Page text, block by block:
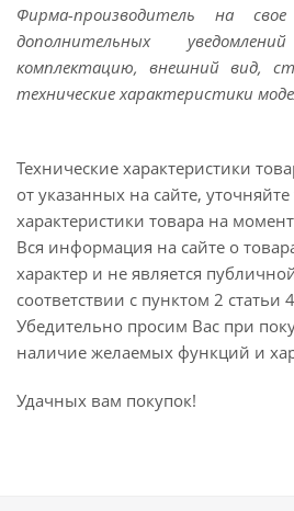
Фирма-производитель на
дополнительных
комплектацию, внешний вид,
технические характеристики
Технические характеристики
от указанных на сайте,
характеристики товара на
Вся информация на сайте о
характер и не является
соответствии с пунктом 2 статьи
Убедительно просим Вас при
наличие желаемых функций и
Удачных вам покупок!